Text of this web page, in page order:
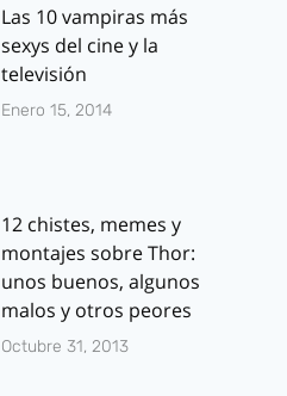
Las 10 vampiras más
sexys del cine y la
televisión
Enero 15, 2014
12 chistes, memes y
montajes sobre Thor:
unos buenos, algunos
malos y otros peores
Octubre 31, 2013